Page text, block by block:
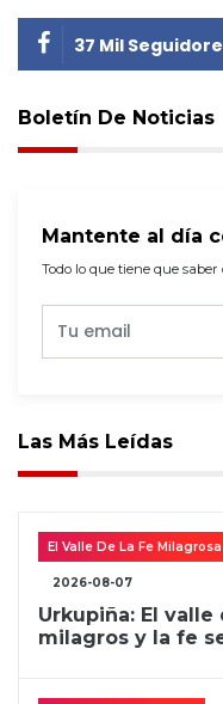
37 Mil
Boletín De Noticias
Mantente al día
Todo lo que tiene que
Las Más Leídas
El Valle De La Fe Milagrosa
2026-08-07
Urkupiña: El
milagros y la fe